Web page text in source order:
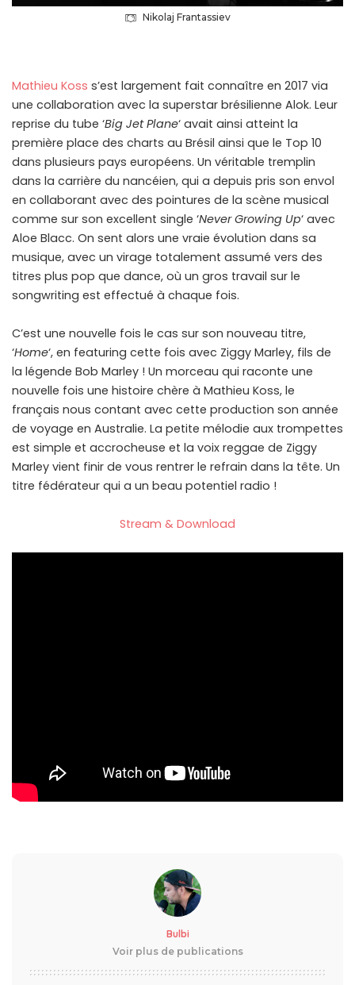
Nikolaj Frantassiev
Mathieu Koss s’est largement fait connaître en 2017 via
une collaboration avec la superstar brésilienne Alok. Leur
reprise du tube ‘Big Jet Plane‘ avait ainsi atteint la
première place des charts au Brésil ainsi que le Top 10
dans plusieurs pays européens. Un véritable tremplin
dans la carrière du nancéien, qui a depuis pris son envol
en collaborant avec des pointures de la scène musical
comme sur son excellent single ‘Never Growing Up‘ avec
Aloe Blacc. On sent alors une vraie évolution dans sa
musique, avec un virage totalement assumé vers des
titres plus pop que dance, où un gros travail sur le
songwriting est effectué à chaque fois.
C’est une nouvelle fois le cas sur son nouveau titre,
‘Home‘, en featuring cette fois avec Ziggy Marley, fils de
la légende Bob Marley ! Un morceau qui raconte une
nouvelle fois une histoire chère à Mathieu Koss, le
français nous contant avec cette production son année
de voyage en Australie. La petite mélodie aux trompettes
est simple et accrocheuse et la voix reggae de Ziggy
Marley vient finir de vous rentrer le refrain dans la tête. Un
titre fédérateur qui a un beau potentiel radio !
Stream & Download
Bulbi
Voir plus de publications